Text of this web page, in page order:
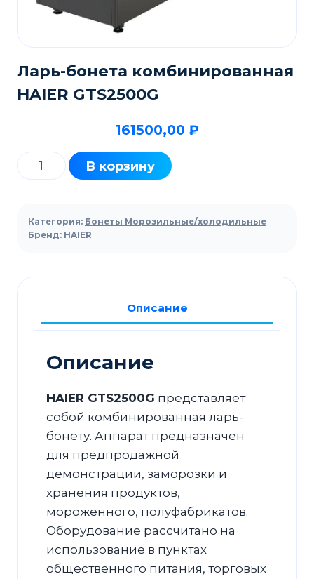
Ларь-бонета комбинированная
HAIER GTS2500G
161500,00 ₽
Количество
товара
бонета
комбинированная
GTS2500G
В корзину
Категория: Бонеты Морозильные/холодильные
Бренд: HAIER
Описание
Описание
HAIER GTS2500G представляет
собой комбинированная ларь-
бонету. Аппарат предназначен
для предпродажной
демонстрации, заморозки и
хранения продуктов,
мороженного, полуфабрикатов.
Оборудование рассчитано на
использование в пунктах
общественного питания, торговых